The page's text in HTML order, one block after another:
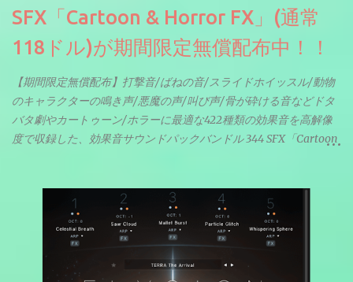
SFX「Cartoon & Horror FX」(通常
118ドル)が期間限定無償配布中！！
【期間限定無償配布】打撃音/ばねの音/スライドホイッスル/動物
のキャラクターの鳴き声/悪魔の声/叫び声/骨が砕ける音などドタ
バタ劇やカートゥーン/ホラーに最適な422種類の効果音を高解像
度で収録した、効果音サウンドパックバンドル 344 SFX「Cartoon